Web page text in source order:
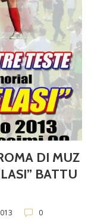
DI MUZ
BATTU
0